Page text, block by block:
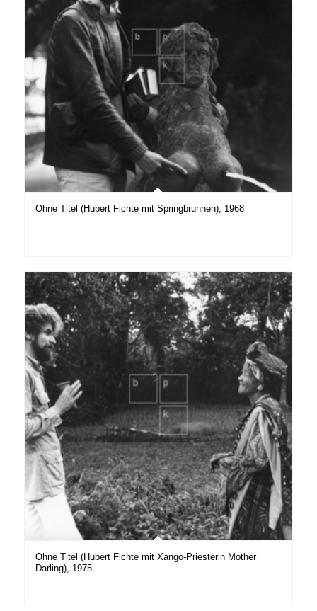
Ohne Titel (Hubert Fichte mit Springbrunnen), 1968
Ohne Titel (Hubert Fichte mit Xango-Priesterin Mother
Darling), 1975